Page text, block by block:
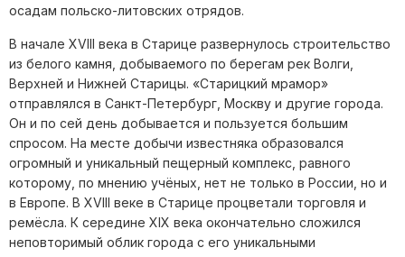
осадам польско-литовских отрядов.
В начале XVIII века в Старице развернулось строительство
из белого камня, добываемого по берегам рек Волги,
Верхней и Нижней Старицы. «Старицкий мрамор»
отправлялся в Санкт-Петербург, Москву и другие города.
Он и по сей день добывается и пользуется большим
спросом. На месте добычи известняка образовался
огромный и уникальный пещерный комплекс, равного
которому, по мнению учёных, нет не только в России, но и
в Европе. В XVIII веке в Старице процветали торговля и
ремёсла. К середине XIX века окончательно сложился
неповторимый облик города с его уникальными